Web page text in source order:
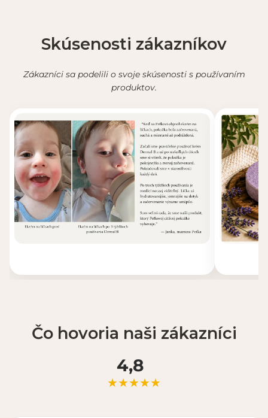
Skúsenosti zákazníkov
Zákazníci sa podelili o svoje skúsenosti s používaním
produktov.
Čo hovoria naši zákazníci
4,8
★★★★★